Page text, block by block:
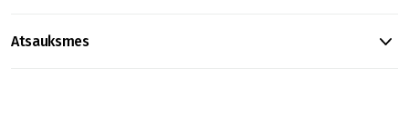
Atsauksmes